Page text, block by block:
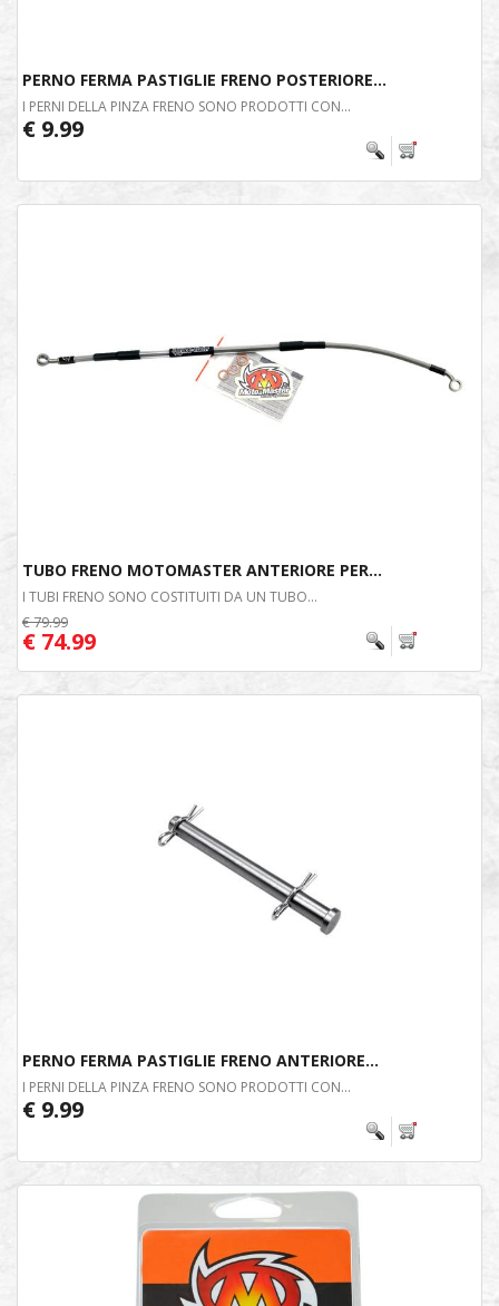
PERNO FERMA PASTIGLIE FRENO POSTERIORE...
I PERNI DELLA PINZA FRENO SONO PRODOTTI CON...
€ 9.99
TUBO FRENO MOTOMASTER ANTERIORE PER...
I TUBI FRENO SONO COSTITUITI DA UN TUBO...
€ 79.99
€ 74.99
PERNO FERMA PASTIGLIE FRENO ANTERIORE...
I PERNI DELLA PINZA FRENO SONO PRODOTTI CON...
€ 9.99